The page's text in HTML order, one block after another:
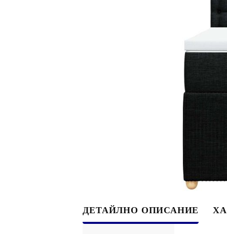
ДЕТАЙЛНО ОПИСАНИЕ